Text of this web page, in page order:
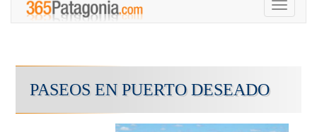
Toggle
PASEOS EN PUERTO DESEADO